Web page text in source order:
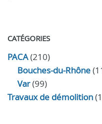
CATÉGORIES
PACA(210)
Bouches-du-Rhône
Var(99)
Travaux de démolition